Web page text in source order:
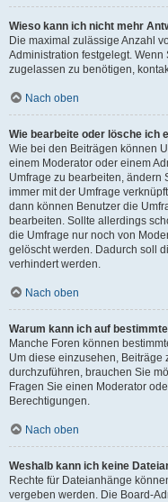
Wieso kann ich nicht mehr
Die maximal zulässige Anzahl
Administration festgelegt.
zugelassen zu benötigen,
Nach oben
Wie bearbeite oder lösche ich
Wie bei den Beiträgen können
einem Moderator oder einem
Umfrage zu bearbeiten, ändern
immer mit der Umfrage
dann können Benutzer die
bearbeiten. Sollte allerdings
die Umfrage nur noch von
gelöscht werden. Dadurch soll
verhindert werden.
Nach oben
Warum kann ich auf
Manche Foren können
Um diese einzusehen, Beiträge
durchzuführen, brauchen Sie
Fragen Sie einen Moderator
Berechtigungen.
Nach oben
Weshalb kann ich keine
Rechte für Dateianhänge
vergeben werden. Die Board-